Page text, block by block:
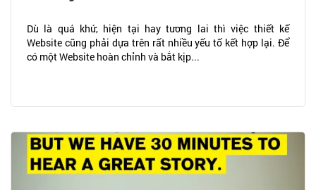
Dù là quá khứ, hiện tại hay tương lai thì việc thiết kế
Website cũng phải dựa trên rất nhiều yếu tố kết hợp lại. Để
có một Website hoàn chỉnh và bắt kịp...